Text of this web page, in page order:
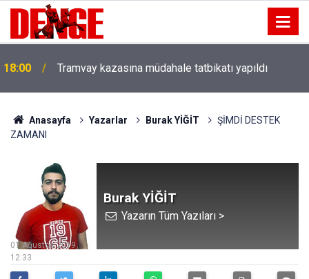
18:00 Tramvay kazasına müdahale tatbikatı yapıldı
Anasayfa Yazarlar Burak YİĞİT
ŞİMDİ DESTEK
ZAMANI
Burak YİĞİT
Yazarın Tüm Yazıları >
12:33
01 Ağustos 2019